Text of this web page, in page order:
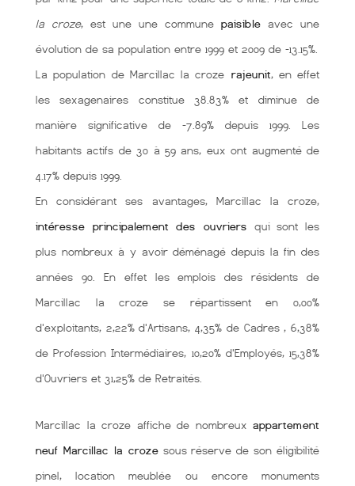
la croze, est une une commune paisible avec une
évolution de sa population entre 1999 et 2009 de -13.15%.
La population de Marcillac la croze rajeunit, en effet
les sexagenaires constitue 38.83% et diminue de
manière significative de -7.89% depuis 1999. Les
habitants actifs de 30 à 59 ans, eux ont augmenté de
4.17% depuis 1999.
En considérant ses avantages, Marcillac la croze,
intéresse principalement des ouvriers qui sont les
plus nombreux à y avoir déménagé depuis la fin des
années 90. En effet les emplois des résidents de
Marcillac la croze se répartissent en 0,00%
d'exploitants, 2,22% d'Artisans, 4,35% de Cadres , 6,38%
de Profession Intermédiaires, 10,20% d'Employés, 15,38%
d'Ouvriers et 31,25% de Retraités.
Marcillac la croze affiche de nombreux appartement
neuf Marcillac la crozesous réserve de son éligibilité
pinel, location meublée ou encore monuments